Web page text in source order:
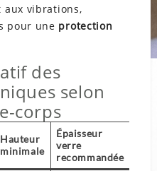
vibrations,
pour une protection
des
selon
corps
Hauteur
minimale
Épaisseur
verre
recommandée